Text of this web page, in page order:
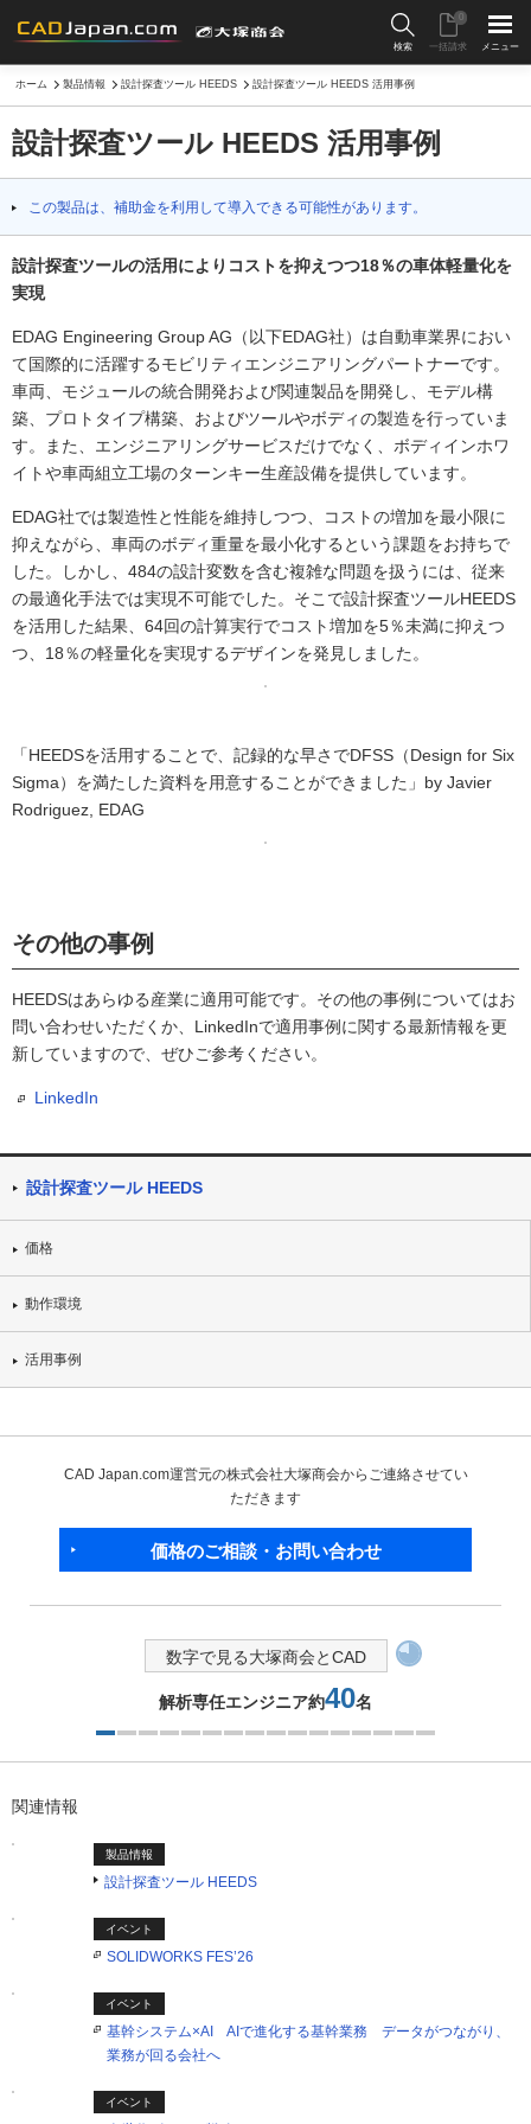
検索 一括請求
0
メニュー
ホーム 製品情報 設計探査ツール HEEDS 設計探査ツール HEEDS 活用事例
設計探査ツール HEEDS 活用事例
この製品は、補助金を利用して導入できる可能性があります。
設計探査ツールの活用によりコストを抑えつつ18％の車体軽量化を
実現
EDAG Engineering Group AG（以下EDAG社）は自動車業界におい
て国際的に活躍するモビリティエンジニアリングパートナーです。
車両、モジュールの統合開発および関連製品を開発し、モデル構
築、プロトタイプ構築、およびツールやボディの製造を行っていま
す。また、エンジニアリングサービスだけでなく、ボディインホワ
イトや車両組立工場のターンキー生産設備を提供しています。
EDAG社では製造性と性能を維持しつつ、コストの増加を最小限に
抑えながら、車両のボディ重量を最小化するという課題をお持ちで
した。しかし、484の設計変数を含む複雑な問題を扱うには、従来
の最適化手法では実現不可能でした。そこで設計探査ツールHEEDS
を活用した結果、64回の計算実行でコスト増加を5％未満に抑えつ
つ、18％の軽量化を実現するデザインを発見しました。
「HEEDSを活用することで、記録的な早さでDFSS（Design for Six
Sigma）を満たした資料を用意することができました」by Javier
Rodriguez, EDAG
その他の事例
HEEDSはあらゆる産業に適用可能です。その他の事例についてはお
問い合わせいただくか、LinkedInで適用事例に関する最新情報を更
新していますので、ぜひご参考ください。
LinkedIn
設計探査ツール HEEDS
価格
動作環境
活用事例
CAD Japan.com運営元の株式会社大塚商会からご連絡させてい
ただきます
価格のご相談・お問い合わせ
数字で見る大塚商会とCAD
解析専任エンジニア約40名
関連情報
製品情報
設計探査ツール HEEDS
イベント
SOLIDWORKS FES’26
イベント
基幹システム×AI AIで進化する基幹業務 データがつながり、
業務が回る会社へ
イベント